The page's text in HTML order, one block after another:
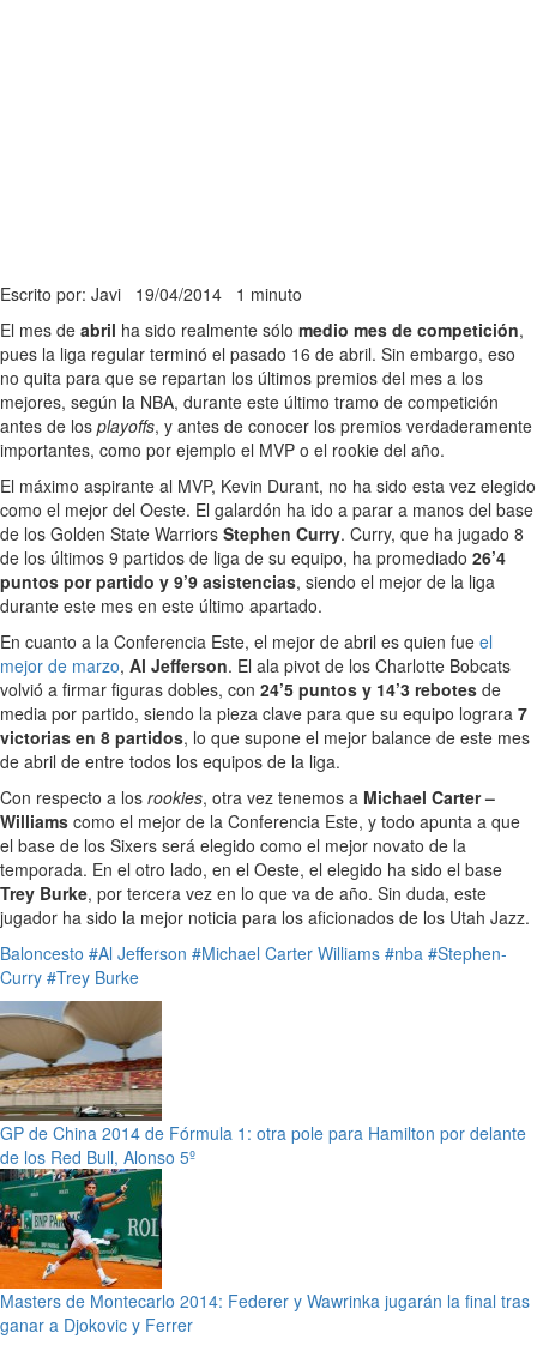
Escrito por: Javi 19/04/2014 1 minuto
El mes de abril ha sido realmente sólo medio mes de competición,
pues la liga regular terminó el pasado 16 de abril. Sin embargo, eso
no quita para que se repartan los últimos premios del mes a los
mejores, según la NBA, durante este último tramo de competición
antes de los playoffs, y antes de conocer los premios verdaderamente
importantes, como por ejemplo el MVP o el rookie del año.
El máximo aspirante al MVP, Kevin Durant, no ha sido esta vez elegido
como el mejor del Oeste. El galardón ha ido a parar a manos del base
de los Golden State Warriors Stephen Curry. Curry, que ha jugado 8
de los últimos 9 partidos de liga de su equipo, ha promediado 26’4
puntos por partido y 9’9 asistencias, siendo el mejor de la liga
durante este mes en este último apartado.
En cuanto a la Conferencia Este, el mejor de abril es quien fue el
mejor de marzo, Al Jefferson. El ala pivot de los Charlotte Bobcats
volvió a firmar figuras dobles, con 24’5 puntos y 14’3 rebotes de
media por partido, siendo la pieza clave para que su equipo lograra 7
victorias en 8 partidos, lo que supone el mejor balance de este mes
de abril de entre todos los equipos de la liga.
Con respecto a los rookies, otra vez tenemos a Michael Carter –
Williams como el mejor de la Conferencia Este, y todo apunta a que
el base de los Sixers será elegido como el mejor novato de la
temporada. En el otro lado, en el Oeste, el elegido ha sido el base
Trey Burke, por tercera vez en lo que va de año. Sin duda, este
jugador ha sido la mejor noticia para los aficionados de los Utah Jazz.
Baloncesto #Al Jefferson #Michael Carter Williams #nba #Stephen-
Curry #Trey Burke
GP de China 2014 de Fórmula 1: otra pole para Hamilton por delante
de los Red Bull, Alonso 5º
Masters de Montecarlo 2014: Federer y Wawrinka jugarán la final tras
ganar a Djokovic y Ferrer